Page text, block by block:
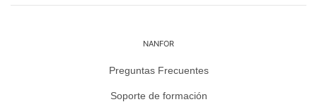
NANFOR
Preguntas Frecuentes
Soporte de formación